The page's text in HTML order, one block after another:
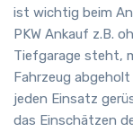
ist wichtig beim
PKW Ankauf z.B.
Tiefgarage steht,
Fahrzeug
jeden Einsatz
das Einschätzen